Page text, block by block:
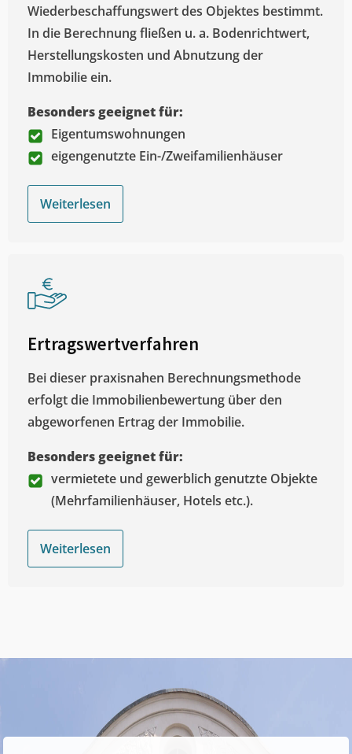
Wiederbeschaffungswert des Objektes bestimmt.
In die Berechnung fließen u. a. Bodenrichtwert,
Herstellungskosten und Abnutzung der
Immobilie ein.
Besonders geeignet für:
Eigentumswohnungen
eigengenutzte Ein-/Zweifamilienhäuser
Weiterlesen
Ertragswertverfahren
Bei dieser praxisnahen Berechnungsmethode
erfolgt die Immobilienbewertung über den
abgeworfenen Ertrag der Immobilie.
Besonders geeignet für:
vermietete und gewerblich genutzte Objekte
(Mehrfamilienhäuser, Hotels etc.).
Weiterlesen